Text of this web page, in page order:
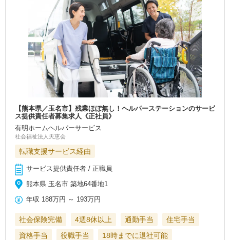
【熊本県／玉名市】残業ほぼ無し！ヘルパーステーションのサービ
ス提供責任者募集求人《正社員》
有明ホームヘルパーサービス
社会福祉法人天恵会
転職支援サービス経由
サービス提供責任者 / 正職員
熊本県 玉名市 築地64番地1
年収 188万円 ～ 193万円
社会保険完備 4週8休以上 通勤手当
住宅手当
資格手当
役職手当 18時までに退社可能